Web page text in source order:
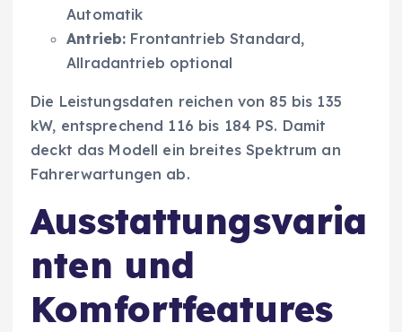
Automatik
Antrieb: Frontantrieb Standard,
Allradantrieb optional
Die Leistungsdaten reichen von 85 bis 135
kW, entsprechend 116 bis 184 PS. Damit
deckt das Modell ein breites Spektrum an
Fahrerwartungen ab.
Ausstattungsvaria
nten und
Komfortfeatures